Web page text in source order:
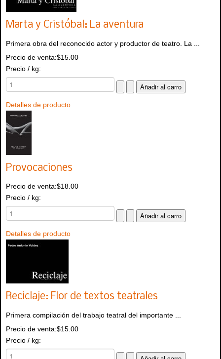
Marta y Cristóbal: La aventura
Primera obra del reconocido actor y productor de teatro. La ...
Precio de venta:$15.00
Precio / kg:
Detalles de producto
Provocaciones
Precio de venta:$18.00
Precio / kg:
Detalles de producto
Reciclaje: Flor de textos teatrales
Primera compilación del trabajo teatral del importante ...
Precio de venta:$15.00
Precio / kg: